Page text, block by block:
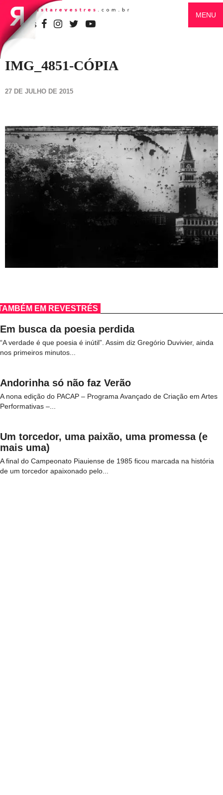
SIGA-NOS
MENU
IMG_4851-CÓPIA
27 DE JULHO DE 2015
EM REVESTRÉS
Em busca da poesia perdida
“A verdade é que poesia é inútil”. Assim diz Gregório Duvivier, ainda
nos primeiros minutos...
Andorinha só não faz Verão
A nona edição do PACAP – Programa Avançado de Criação em Artes
Performativas –...
Um torcedor, uma paixão, uma promessa (e
mais uma)
A final do Campeonato Piauiense de 1985 ficou marcada na história
de um torcedor apaixonado pelo...